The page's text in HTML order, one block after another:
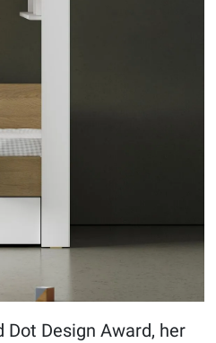
Design Award, her